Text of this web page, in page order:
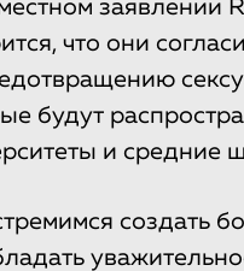
заявлении
что они
будут
и средние
создать